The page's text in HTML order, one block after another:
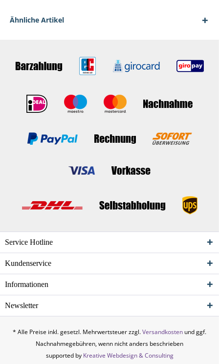
Ähnliche Artikel
Service Hotline
Kundenservice
Informationen
Newsletter
* Alle Preise inkl. gesetzl. Mehrwertsteuer zzgl.Versandkosten und ggf.
Nachnahmegebühren, wenn nicht anders beschrieben
supported by Kreative Webdesign & Consulting